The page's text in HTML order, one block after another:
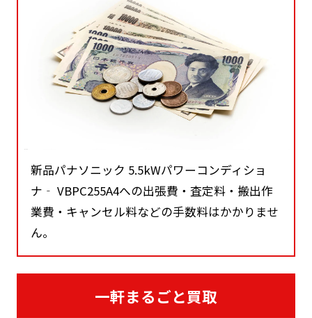
新品パナソニック 5.5kWパワーコンディショ
ナ‐ VBPC255A4への出張費・査定料・搬出作
業費・キャンセル料などの手数料はかかりませ
ん。
一軒まるごと買取